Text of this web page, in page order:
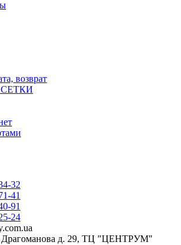
возврат
32
41
91
24
Драгоманова д. 29, ТЦ "ЦЕНТРУМ"